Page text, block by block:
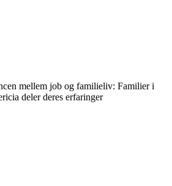
mellem job og familieliv: Familier i
deler deres erfaringer